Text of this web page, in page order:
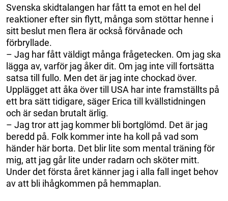
Svenska skidtalangen har fått ta emot en hel del
reaktioner efter sin flytt, många som stöttar henne i
sitt beslut men flera är också förvånade och
förbryllade.
– Jag har fått väldigt många frågetecken. Om jag ska
lägga av, varför jag åker dit. Om jag inte vill fortsätta
satsa till fullo. Men det är jag inte chockad över.
Upplägget att åka över till USA har inte framställts på
ett bra sätt tidigare, säger Erica till kvällstidningen
och är sedan brutalt ärlig.
– Jag tror att jag kommer bli bortglömd. Det är jag
beredd på. Folk kommer inte ha koll på vad som
händer här borta. Det blir lite som mental träning för
mig, att jag går lite under radarn och sköter mitt.
Under det första året känner jag i alla fall inget behov
av att bli ihågkommen på hemmaplan.